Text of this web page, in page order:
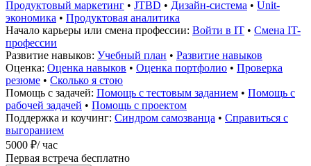
Продуктовый маркетинг • JTBD • Дизайн-система • Unit-
экономика • Продуктовая аналитика
Начало карьеры или смена профессии: Войти в IT • Смена IT-
профессии
Развитие навыков: Учебный план • Развитие навыков
Оценка: Оценка навыков • Оценка портфолио • Проверка
резюме • Сколько я стою
Помощь с задачей: Помощь с тестовым заданием • Помощь с
рабочей задачей • Помощь с проектом
Поддержка и коучинг: Синдром самозванца • Справиться с
выгоранием
5000 ₽/ час
Первая встреча бесплатно